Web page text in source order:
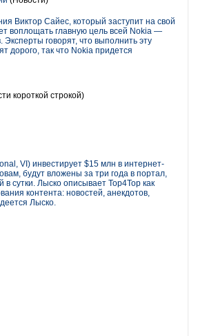
Виктор Сайес, который заступит на свой
воплощать главную цель всей Nokia —
говорят, что выполнить эту
дорого, так что Nokia придется
короткой строкой)
VI) инвестирует $15 млн в интернет-
будут вложены за три года в портал,
сутки. Лыско описывает Top4Top как
контента: новостей, анекдотов,
Лыско.